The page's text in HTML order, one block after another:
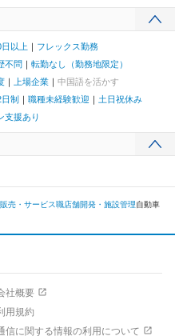
以上
フレックス勤務
不問
転勤なし（勤務地限定）
上場企業
中国語を活かす
制 職種未経験歓迎
土日祝休み
支援あり
販売・サービス職店舗開発・施設管理自動車
社概要
用規約
信に関する情報の利用について